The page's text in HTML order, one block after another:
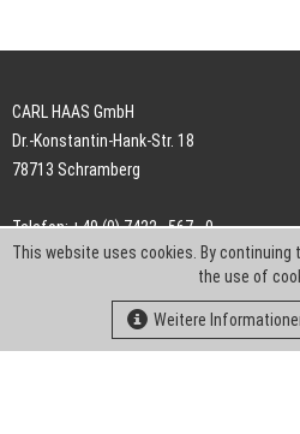
CARL HAAS GmbH
Dr.-Konstantin-Hank-Str. 18
78713 Schramberg
Telefon: +49 (0) 7422 . 567 - 0
Telefax: +49 (0) 7422 . 567 - 239
info-ch@kern-liebers.com
This website uses cookies. By
the use of
Weitere